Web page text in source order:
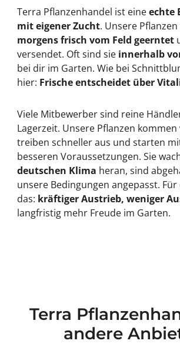
Terra Pflanzenhandel ist eineechte
mit eigener Zucht. Unsere
morgens frisch vom Feld geerntet
versendet. Oft sind sie innerhalb
bei dir im Garten. Wie bei
hier: Frische entscheidet über
Viele Mitbewerber sind reine
Lagerzeit. Unsere Pflanzen kommen
treiben schneller aus und starten
besseren Voraussetzungen. Sie
deutschen Klima heran, sind
unsere Bedingungen angepasst.
das: kräftiger Austrieb, weniger
langfristig mehr Freude im Garten.
Terra
andere